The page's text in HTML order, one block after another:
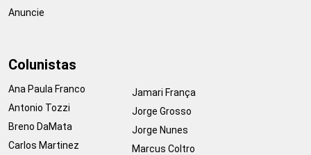
Anuncie
Colunistas
Ana Paula Franco
Antonio Tozzi
Breno DaMata
Carlos Martinez
Jamari França
Jorge Grosso
Jorge Nunes
Marcus Coltro